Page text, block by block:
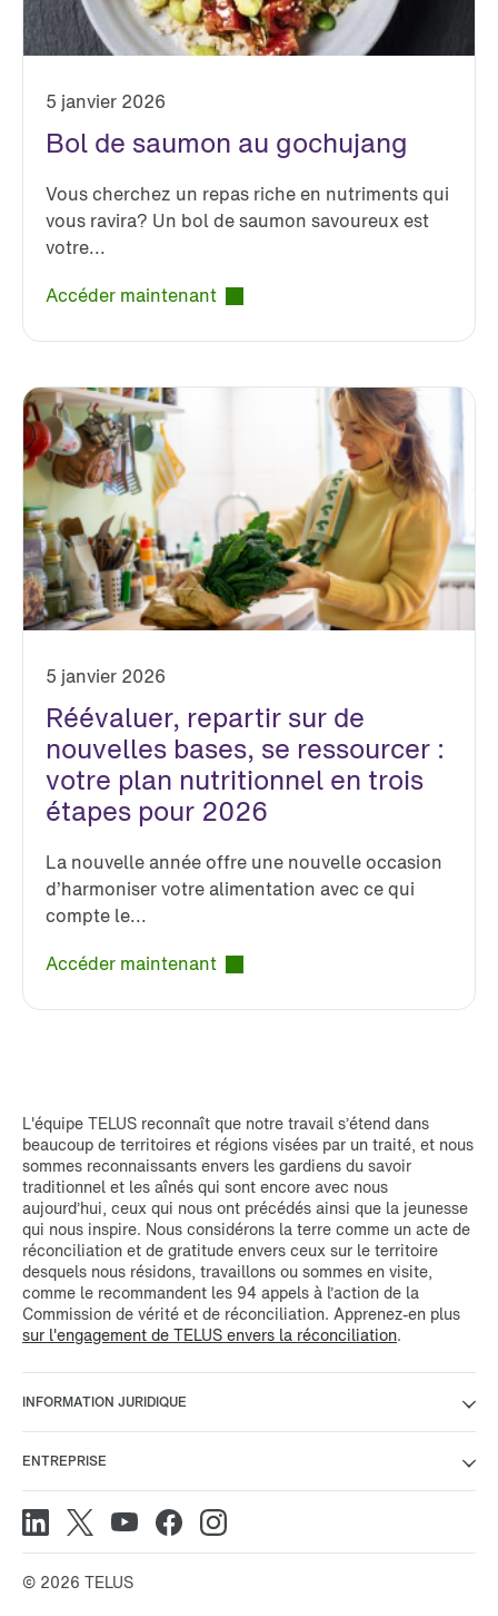
5 janvier 2026
Bol de saumon au gochujang
Vous cherchez un repas riche en nutriments qui
vous ravira? Un bol de saumon savoureux est
votre...
Accéder maintenant
5 janvier 2026
Réévaluer, repartir sur de
nouvelles bases, se ressourcer :
votre plan nutritionnel en trois
étapes pour 2026
La nouvelle année offre une nouvelle occasion
d’harmoniser votre alimentation avec ce qui
compte le...
Accéder maintenant
L'équipe TELUS reconnaît que notre travail s’étend dans
beaucoup de territoires et régions visées par un traité, et nous
sommes reconnaissants envers les gardiens du savoir
traditionnel et les aînés qui sont encore avec nous
aujourd’hui, ceux qui nous ont précédés ainsi que la jeunesse
qui nous inspire. Nous considérons la terre comme un acte de
réconciliation et de gratitude envers ceux sur le territoire
desquels nous résidons, travaillons ou sommes en visite,
comme le recommandent les 94 appels à l’action de la
Commission de vérité et de réconciliation. Apprenez-en plus
sur l'engagement de TELUS envers la réconciliation.
INFORMATION JURIDIQUE
ENTREPRISE
© 2026 TELUS